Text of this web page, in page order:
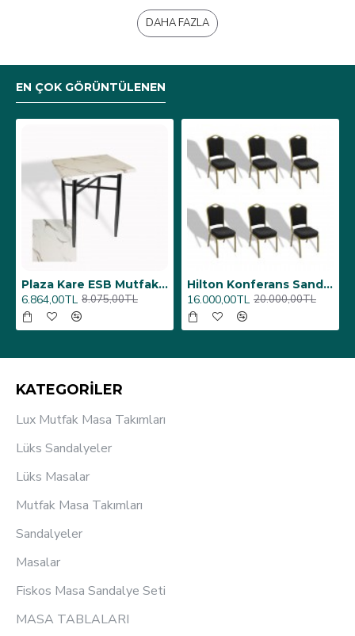
DAHA FAZLA
EN ÇOK GÖRÜNTÜLENEN
Üst Üste Konan Hilton Konferans Sandalye - (4 Adet)
12.000,00TL 15.000,00TL
Porselen Masa Tablası 80X160
26.350,00TL 31.000,00TL
KATEGORİLER
Lux Mutfak Masa Takımları
Lüks Sandalyeler
Lüks Masalar
Mutfak Masa Takımları
Sandalyeler
Masalar
Fiskos Masa Sandalye Seti
MASA TABLALARI